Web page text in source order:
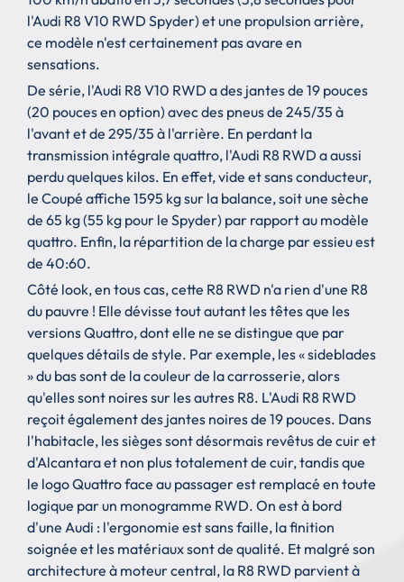
l'Audi R8 V10 RWD Spyder) et une propulsion arrière,
ce modèle n'est certainement pas avare en
sensations.
De série, l'Audi R8 V10 RWD a des jantes de 19 pouces
(20 pouces en option) avec des pneus de 245/35 à
l'avant et de 295/35 à l'arrière. En perdant la
transmission intégrale quattro, l'Audi R8 RWD a aussi
perdu quelques kilos. En effet, vide et sans conducteur,
le Coupé affiche 1595 kg sur la balance, soit une sèche
de 65 kg (55 kg pour le Spyder) par rapport au modèle
quattro. Enfin, la répartition de la charge par essieu est
de 40:60.
Côté look, en tous cas, cette R8 RWD n'a rien d'une R8
du pauvre ! Elle dévisse tout autant les têtes que les
versions Quattro, dont elle ne se distingue que par
quelques détails de style. Par exemple, les « sideblades
» du bas sont de la couleur de la carrosserie, alors
qu'elles sont noires sur les autres R8. L'Audi R8 RWD
reçoit également des jantes noires de 19 pouces. Dans
l'habitacle, les sièges sont désormais revêtus de cuir et
d'Alcantara et non plus totalement de cuir, tandis que
le logo Quattro face au passager est remplacé en toute
logique par un monogramme RWD. On est à bord
d'une Audi : l'ergonomie est sans faille, la finition
soignée et les matériaux sont de qualité. Et malgré son
architecture à moteur central, la R8 RWD parvient à